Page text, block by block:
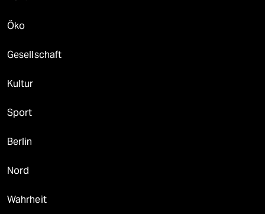
Öko
Gesellschaft
Kultur
Sport
Berlin
Nord
Wahrheit